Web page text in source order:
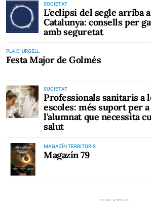
SOCIETAT
L’eclipsi del segle arriba a
Catalunya: consells per
amb seguretat
PLA D' URGELL
Festa Major de Golmés
SOCIETAT
Professionals sanitaris a
escoles: més suport per a
l'alumnat que necessita
salut
MAGAZÍN TERRITORIS
Magazín 79